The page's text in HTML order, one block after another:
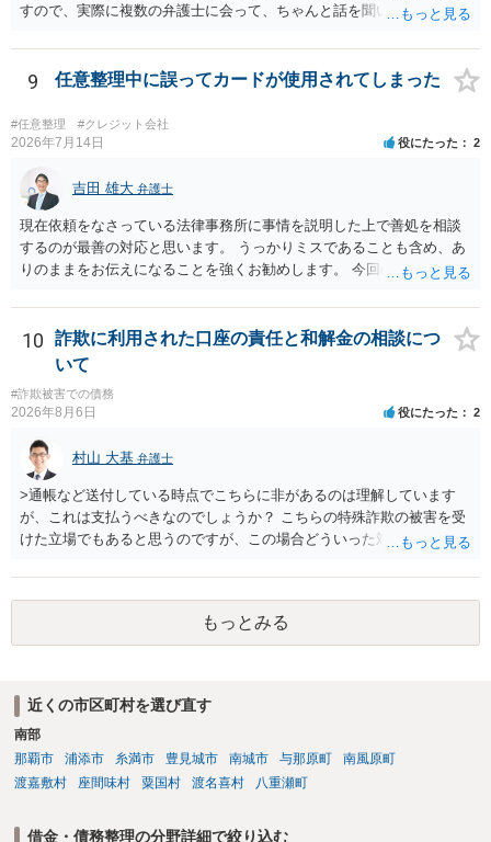
すので、実際に複数の弁護士に会って、ちゃんと話を聞いてくれる
はそもそも事案を把握できていないようですので、御相談の案件につ
いては弁護士として能力不足なのかもしれません。相手にしない方が
かもしれません。
9 任意整理中に誤ってカードが使用されてしまった
#任意整理 #クレジット会社
2026年7月14日 役にたった 2
吉田 雄大 弁護士
現在依頼をなさっている法律事務所に事情を説明した上で善処を相談
するのが最善の対応と思います。 うっかりミスであることも含め、あ
りのままをお伝えになることを強くお勧めします。 今回のできごとだ
早ければ早いほどいいのは間違いありません。 ご健闘をお祈りいたし
ます。
10
詐欺に利用された口座の責任と和解金の相談につ
いて
#詐欺被害での債務
2026年8月6日 役にたった 2
村山 大基 弁護士
>通帳など送付している時点でこちらに非があるのは理解しています
が、これは支払うべきなのでしょうか？ こちらの特殊詐欺の被害を受
けた立場でもあると思うのですが、この場合どういった対処が必要で
がいいとは思います。 そもそも、特殊詐欺関係なく旦那さんの行為
は法に触れる可能性もあります。 ＞100万を支払わず穏便に和解する
ことは可能でしょうか？ →一般的には難しいです。相談者さんも１０
０万円の被害を受けたとして、１円も払わないで和解したいと言われ
でしょうか。 ＞弁護士さんに入ってもらうことで支払額が下がること
はありますか？ そこはあり得ます、ただ、弁護士費用かけるならその
分賠償に回すことも考えられるので、 兼ね合いは考えてみましょう。
もっとみる
近くの市区町村を選び直す
南部
那覇市
浦添市 糸満市 豊見城市 南城市 与那原町
南風原町
渡嘉敷村
座間味村 粟国村 渡名喜村 八重瀬町
借金・債務整理の分野詳細で絞り込む